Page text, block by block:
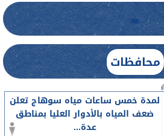
محافظات
لمدة خمس ساعات مياه سوهاج تعلن
ضعف المياه بالأدوار العليا بمناطق
عدة...